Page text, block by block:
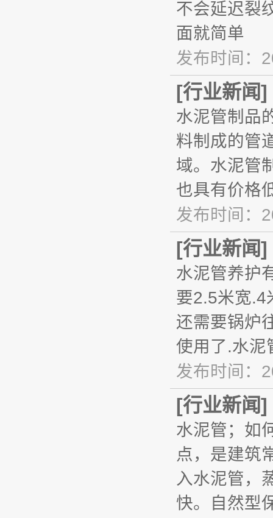
不会延迟裂
面就简单
发布时间：
[行业新闻]
水泥管制品
料制成的管
域。水泥管
也具有价格
发布时间：
[行业新闻]
水泥管养护
要2.5米宽.4
还需要锅炉
使用了.水泥
发布时间：
[行业新闻]
水泥管；如
点，是建筑
入水泥管，
快。自然型